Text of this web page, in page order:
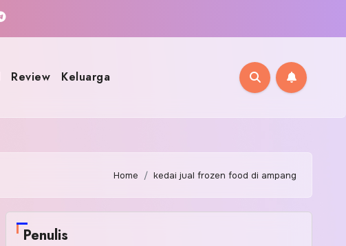
Review Keluarga
Home kedai jual frozen food di ampang
Penulis